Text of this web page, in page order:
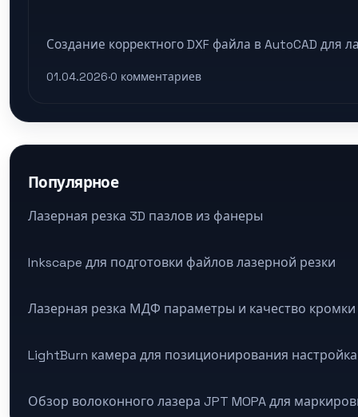
Создание корректного DXF файла в AutoCAD для
01.04.2026·0 комментариев
Популярное
Лазерная резка 3D пазлов из фанеры
Inkscape для подготовки файлов лазерной резки
Лазерная резка МДФ параметры и качество кромки
LightBurn камера для позиционирования настройка
Обзор волоконного лазера JPT MOPA для